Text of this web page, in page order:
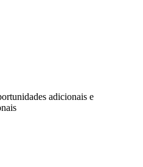
adicionais e